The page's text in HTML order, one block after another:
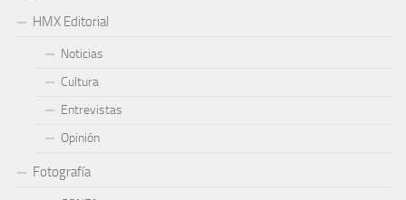
HMX Editorial
Noticias
Cultura
Entrevistas
Opinión
Fotografía